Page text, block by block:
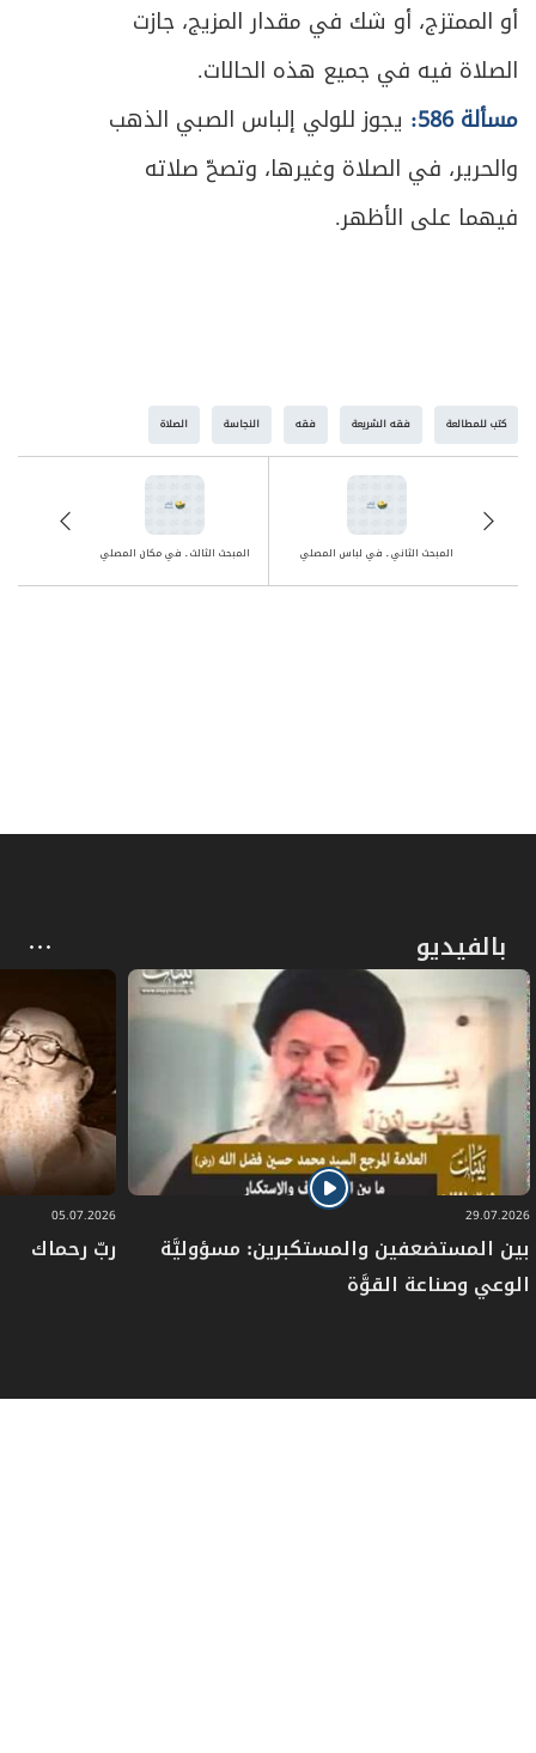
أو الممتزج، أو شك في مقدار المزيج، جازت
الصلاة فيه في جميع هذه الحالات.
مسألة 586:
يجوز للولي إلباس الصبي الذهب
والحرير، في الصلاة وغيرها، وتصحّ صلاته
فيهما على الأظهر.
كتب للمطالعة فقه الشريعة فقه النجاسة الصلاة
المبحث الثالث ـ في مكان المصلي المبحث الثاني ـ في لباس المصلي
بالفيديو
29.07.2026
بين المستضعفين والمستكبرين: مسؤوليَّة
الوعي وصناعة القوَّة
05.07.2026
ربّ رحماك